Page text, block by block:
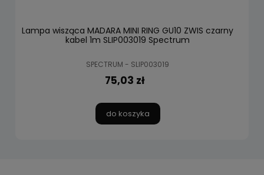
Lampa wisząca MADARA MINI RING GU10 ZWIS czarny
kabel 1m SLIP003019 Spectrum
SPECTRUM - SLIP003019
75,03 zł
do koszyka